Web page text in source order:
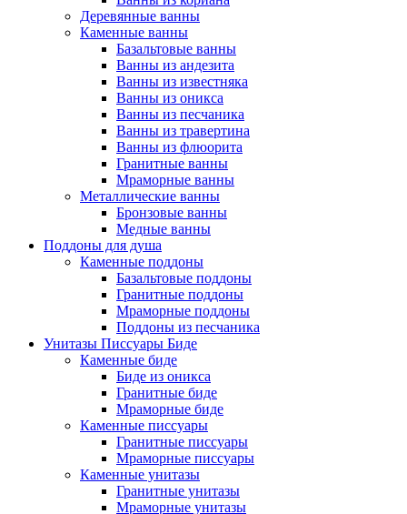
Деревянные ванны
Каменные ванны
Базальтовые ванны
Ванны из андезита
Ванны из известняка
Ванны из оникса
Ванны из песчаника
Ванны из травертина
Ванны из флюорита
Гранитные ванны
Мраморные ванны
Металлические ванны
Бронзовые ванны
Медные ванны
Поддоны для душа
Каменные поддоны
Базальтовые поддоны
Гранитные поддоны
Мраморные поддоны
Поддоны из песчаника
Унитазы Писсуары Биде
Каменные биде
Биде из оникса
Гранитные биде
Мраморные биде
Каменные писсуары
Гранитные писсуары
Мраморные писсуары
Каменные унитазы
Гранитные унитазы
Мраморные унитазы